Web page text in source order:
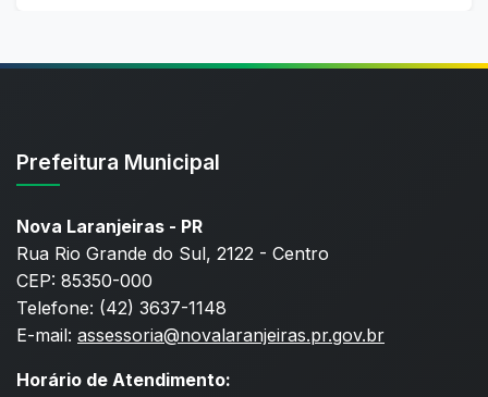
Prefeitura Municipal
Nova Laranjeiras - PR
Rua Rio Grande do Sul, 2122 - Centro
CEP: 85350-000
Telefone: (42) 3637-1148
E-mail: assessoria@novalaranjeiras.pr.gov.br
Horário de Atendimento: